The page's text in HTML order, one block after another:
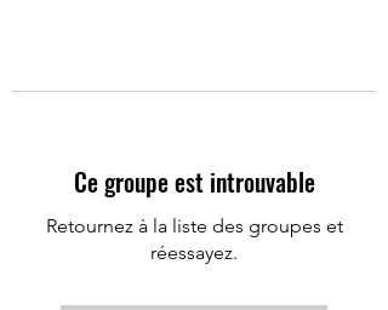
Ce groupe est introuvable
Retournez à la liste des groupes et
réessayez.